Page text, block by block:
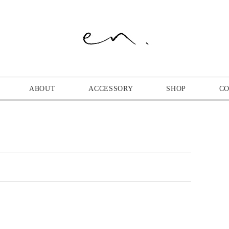
ABOUT ACCESSORY SHOP